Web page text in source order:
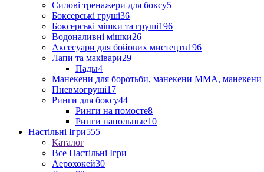
Силові тренажери для боксу5
Боксерські груші36
Боксерські мішки та груші196
Водоналивні мішки26
Аксесуари для бойових мистецтв196
Лапи та маківари29
Пады4
Манекени для боротьби, манекени ММА, манекени
Пневмогруші17
Ринги для боксу44
Ринги на помосте8
Ринги напольные10
Настільні Ігри555
Каталог
Все Настільні Ігри
Аерохокей30